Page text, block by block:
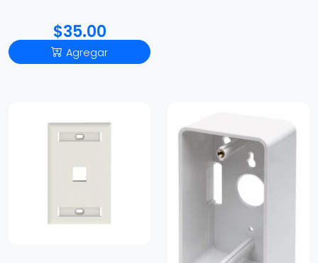
$35.00
Agregar